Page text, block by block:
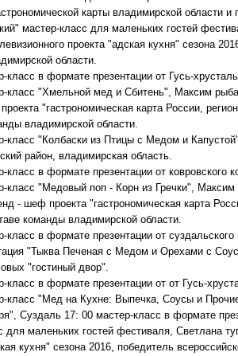
карты владимирской области
мастер-класс для маленьких гостей
проекта "адская кухня" сезона
области.
класс в формате презентации от Гусь-
класс "Хмельной мед и Сбитень", Максим
"гастрономическая карта России,
владимирской области.
класс "Колбаски из Птицы с Медом и
район, владимирская область.
класс в формате презентации от ковровского
класс "Медовый поп - Корн из Гречки",
- шеф проекта "гастрономическая карта
команды владимирской области.
класс в формате презентации от
"Тыква Печеная с Медом и Орехами с
"гостиный двор".
класс в формате презентации от от Гусь-
класс "Мед на Кухне: Выпечка, Соусы и
Суздаль 17: 00 мастер-класс в формате
для маленьких гостей фестиваля, Светлана
кухня" сезона 2016, победитель